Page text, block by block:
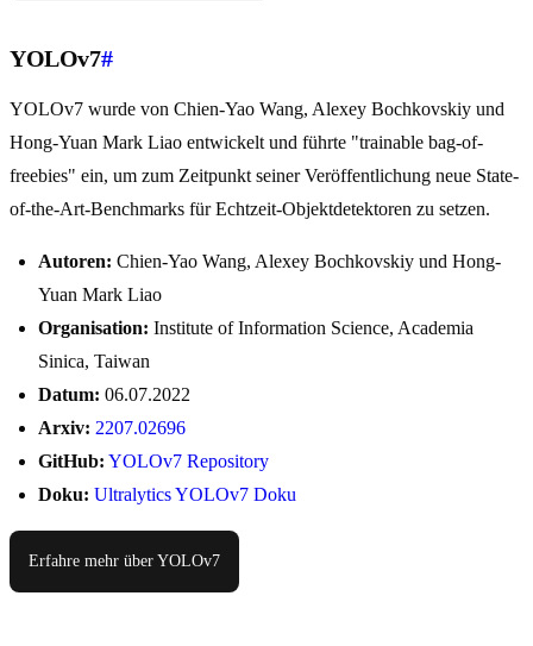
YOLOv7#
YOLOv7 wurde von Chien-Yao Wang, Alexey Bochkovskiy und
Hong-Yuan Mark Liao entwickelt und führte "trainable bag-of-
freebies" ein, um zum Zeitpunkt seiner Veröffentlichung neue State-
of-the-Art-Benchmarks für Echtzeit-Objektdetektoren zu setzen.
Autoren: Chien-Yao Wang, Alexey Bochkovskiy und Hong-
Yuan Mark Liao
Organisation: Institute of Information Science, Academia
Sinica, Taiwan
Datum: 06.07.2022
Arxiv: 2207.02696
GitHub: YOLOv7 Repository
Doku: Ultralytics YOLOv7 Doku
Erfahre mehr über YOLOv7